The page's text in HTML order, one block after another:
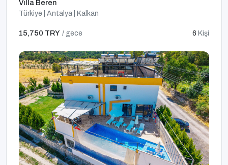
Villa Beren
Türkiye | Antalya | Kalkan
15,750 TRY / gece 6 Kişi